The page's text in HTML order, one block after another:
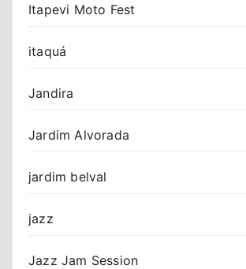
Itapevi Moto Fest
itaquá
Jandira
Jardim Alvorada
jardim belval
jazz
Jazz Jam Session